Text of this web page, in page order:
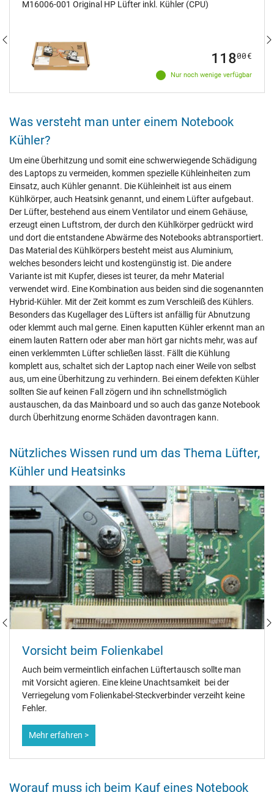
M16006-001 Original HP Lüfter inkl. Kühler (CPU)
Nur noch wenige verfügbar
11800€
Was versteht man unter einem Notebook
Kühler?
Um eine Überhitzung und somit eine schwerwiegende Schädigung
des Laptops zu vermeiden, kommen spezielle Kühleinheiten zum
Einsatz, auch Kühler genannt. Die Kühleinheit ist aus einem
Kühlkörper, auch Heatsink genannt, und einem Lüfter aufgebaut.
Der Lüfter, bestehend aus einem Ventilator und einem Gehäuse,
erzeugt einen Luftstrom, der durch den Kühlkörper gedrückt wird
und dort die entstandene Abwärme des Notebooks abtransportiert.
Das Material des Kühlkörpers besteht meist aus Aluminium,
welches besonders leicht und kostengünstig ist. Die andere
Variante ist mit Kupfer, dieses ist teurer, da mehr Material
verwendet wird. Eine Kombination aus beiden sind die sogenannten
Hybrid-Kühler. Mit der Zeit kommt es zum Verschleiß des Kühlers.
Besonders das Kugellager des Lüfters ist anfällig für Abnutzung
oder klemmt auch mal gerne. Einen kaputten Kühler erkennt man an
einem lauten Rattern oder aber man hört gar nichts mehr, was auf
einen verklemmten Lüfter schließen lässt. Fällt die Kühlung
komplett aus, schaltet sich der Laptop nach einer Weile von selbst
aus, um eine Überhitzung zu verhindern. Bei einem defekten Kühler
sollten Sie auf keinen Fall zögern und ihn schnellstmöglich
austauschen, da das Mainboard und so auch das ganze Notebook
durch Überhitzung enorme Schäden davontragen kann.
Nützliches Wissen rund um das Thema Lüfter,
Kühler und Heatsinks
Vorsicht beim Folienkabel
Auch beim vermeintlich einfachen Lüftertausch sollte man
mit Vorsicht agieren. Eine kleine Unachtsamkeit bei der
Verriegelung vom Folienkabel-Steckverbinder verzeiht keine
Fehler.
Mehr erfahren >
Worauf muss ich beim Kauf eines Notebook